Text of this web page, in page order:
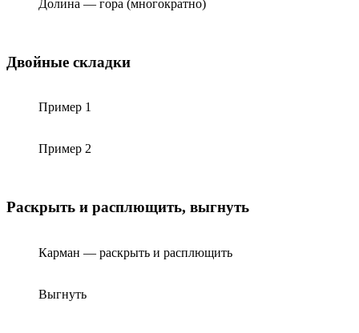
Долина — гора (многократно)
Двойные складки
Пример 1
Пример 2
Раскрыть и расплющить, выгнуть
Карман — раскрыть и расплющить
Выгнуть